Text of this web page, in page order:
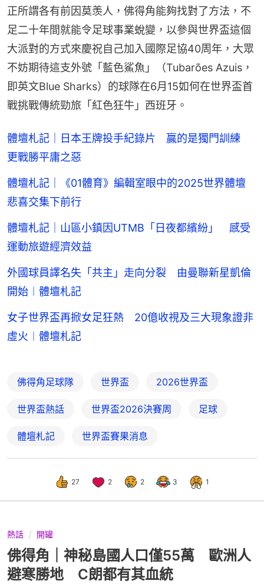
正所謂各有前因莫羡人，佛得角能夠找對了方法，不
足二十年間就能令足球事業蛻變，以參與世界盃這個
大派對的方式來慶祝自己加入國際足協40周年，大眾
不妨期待這支外號「藍色鯊魚」（Tubarões Azuis，
即英文Blue Sharks）的球隊在6月15如何在世界盃首
戰挑戰傳統勁旅「紅色狂牛」西班牙。
體壇札記｜日本王牌投手紀錄片 贏的是獨門訓練
更戰勝平庸之惡
體壇札記｜《01體育》編輯室眼中的2025世界體壇
悲喜交集下前行
體壇札記｜山區小鎮因UTMB「日夜都繽紛」 感受
運動旅遊經濟效益
外國球員譯名失「共主」走向分裂 由曼聯新星凱倫
開始︱體壇札記
女子世界盃再掀女足狂熱 20億收視及三大現象證非
虛火︱體壇札記
佛得角足球隊 世界盃 2026世界盃
世界盃熱話 世界盃2026決賽周 足球
體壇札記 世界盃賽果消息
27 2 2 3 1
熱話 開罐
佛得角｜神秘島國人口僅55萬 歐洲人
避寒勝地 C朗都有其血統